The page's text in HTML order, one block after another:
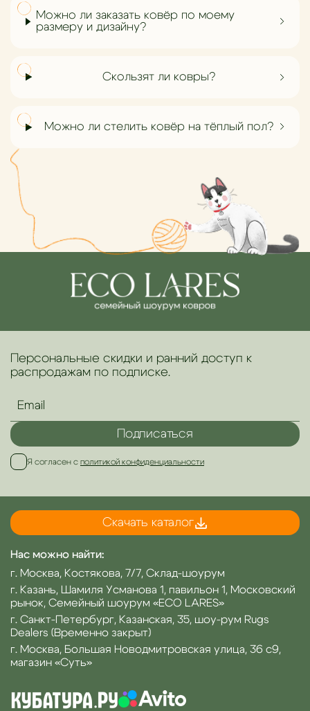
Можно ли заказать ковёр по моему
размеру и дизайну?
Скользят ли ковры?
Можно ли стелить ковёр на тёплый пол?
Персональные скидки и ранний доступ к
распродажам по подписке.
Подписаться
Я согласен с политикой конфиденциальности
Скачать каталог
Нас можно найти:
г. Москва, Костякова, 7/7, Склад-шоурум
г. Казань, Шамиля Усманова 1, павильон 1, Московский
рынок, Семейный шоурум «ECO LARES»
г. Санкт-Петербург, Казанская, 35, шоу-рум Rugs
Dealers (Временно закрыт)
г. Москва, Большая Новодмитровская улица, 36 с9,
магазин «Суть»